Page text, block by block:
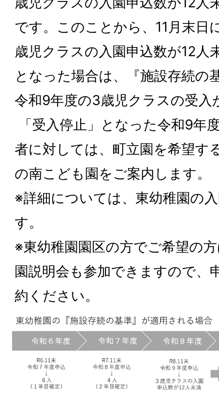
です。このことから、11月末日
歳児クラスの入園申込数が12人
となった場合は、『施設存続の
令和9年度の3歳児クラスの受入
「受入停止」となった令和9年
者に対しては、町立園を希望す
の南こども園をご案内します。
※詳細については、東幼稚園の
す。
※東幼稚園園区の方でご希望の
園説明会も参加できますので、
約ください。